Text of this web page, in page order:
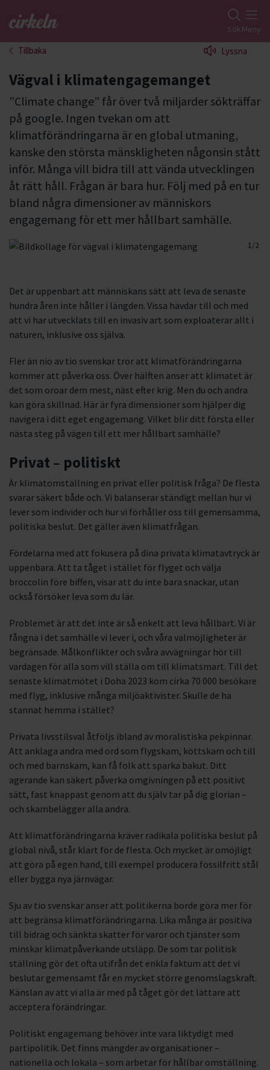
Gå till studiefrämjandets startsida SökMeny
Tillbaka Lyssna
Vägval i klimatengagemanget
”Climate change” får över två miljarder sökträffar
på google. Ingen tvekan om att
klimatförändringarna är en global utmaning,
kanske den största mänskligheten någonsin stått
inför. Många vill bidra till att vända utvecklingen
åt rätt håll. Frågan är bara hur. Följ med på en tur
bland några dimensioner av människors
engagemang för ett mer hållbart samhälle.
1/2
2/2
Det är uppenbart att människans sätt att leva de senaste
hundra åren inte håller i längden. Vissa hävdar till och med
att vi har utvecklats till en invasiv art som exploaterar allt i
naturen, inklusive oss själva.
Fler än nio av tio svenskar tror att klimatförändringarna
kommer att påverka oss. Över hälften anser att klimatet är
det som oroar dem mest, näst efter krig. Men du och andra
kan göra skillnad. Här är fyra dimensioner som hjälper dig
navigera i ditt eget engagemang. Vilket blir ditt första eller
nästa steg på vägen till ett mer hållbart samhälle?
Privat – politiskt
Är klimatomställning en privat eller politisk fråga? De flesta
svarar säkert både och. Vi balanserar ständigt mellan hur vi
lever som individer och hur vi förhåller oss till gemensamma,
politiska beslut. Det gäller även klimatfrågan.
Fördelarna med att fokusera på dina privata klimatavtryck är
uppenbara. Att ta tåget i stället för flyget och välja
broccolin före biffen, visar att du inte bara snackar, utan
också försöker leva som du lär.
Problemet är att det inte är så enkelt att leva hållbart. Vi är
fångna i det samhälle vi lever i, och våra valmöjligheter är
begränsade. Målkonflikter och svåra avvägningar hör till
vardagen för alla som vill ställa om till klimatsmart. Till det
senaste klimatmötet i Doha 2023 kom cirka 70 000 besökare
med flyg, inklusive många miljöaktivister. Skulle de ha
stannat hemma i stället?
Privata livsstilsval åtföljs ibland av moralistiska pekpinnar.
Att anklaga andra med ord som flygskam, köttskam och till
och med barnskam, kan få folk att sparka bakut. Ditt
agerande kan säkert påverka omgivningen på ett positivt
sätt, fast knappast genom att du själv tar på dig glorian –
och skambelägger alla andra.
Att klimatförändringarna kräver radikala politiska beslut på
global nivå, står klart för de flesta. Och mycket är omöjligt
att göra på egen hand, till exempel producera fossilfritt stål
eller bygga nya järnvägar.
Sju av tio svenskar anser att politikerna borde göra mer för
att begränsa klimatförändringarna. Lika många är positiva
till bidrag och sänkta skatter för varor och tjänster som
minskar klimatpåverkande utsläpp. De som tar politisk
ställning gör det ofta utifrån det enkla faktum att det vi
beslutar gemensamt får en mycket större genomslagskraft.
Känslan av att vi alla är med på tåget gör det lättare att
acceptera förändringar.
Politiskt engagemang behöver inte vara liktydigt med
partipolitik. Det finns mängder av organisationer –
nationella och lokala – som arbetar för hållbar omställning.